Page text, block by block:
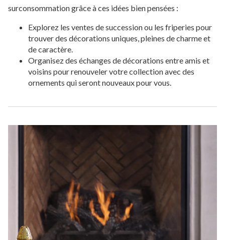
surconsommation grâce à ces idées bien pensées :
Explorez les ventes de succession ou les friperies pour
trouver des décorations uniques, pleines de charme et
de caractère.
Organisez des échanges de décorations entre amis et
voisins pour renouveler votre collection avec des
ornements qui seront nouveaux pour vous.